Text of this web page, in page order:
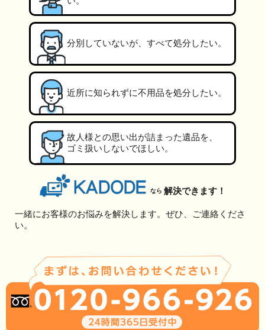
分別していないが、すべて処分したい。
近所に知られずに不用品を処分したい。
故人様との思い出が詰まった遺品を、
ゴミ扱いしないでほしい。
なら 解決できます！
一緒にお客様のお悩みを解決します。ぜひ、ご連絡くださ
い。